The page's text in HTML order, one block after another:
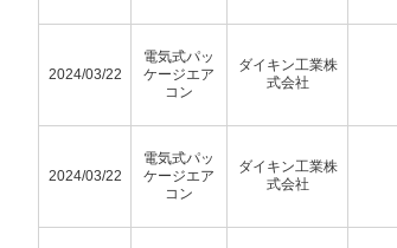
2024/03/22
電気式パッ
ケージエア
コン
ダイキン工業株
式会社
2024/03/22
電気式パッ
ケージエア
コン
ダイキン工業株
式会社